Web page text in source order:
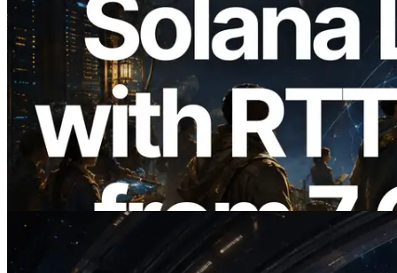
2026.08.05
ERPC, Solana Leader Slot API'yi 7
küresel bölgeden ping ölçümüyle
genişletti — Validators Information API
de yayında
Bu makaleyi oku